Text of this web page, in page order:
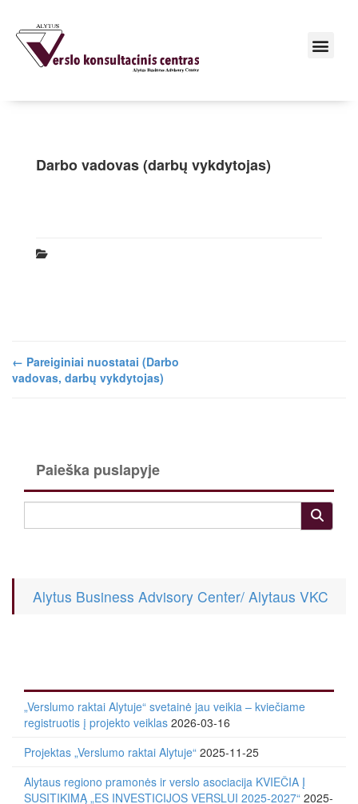
Darbo vadovas (darbų vykdytojas)
← Pareiginiai nuostatai (Darbo
vadovas, darbų vykdytojas)
Paieška puslapyje
Alytus Business Advisory Center/ Alytaus VKC
„Verslumo raktai Alytuje“ svetainė jau veikia – kviečiame
registruotis į projekto veiklas 2026-03-16
Projektas „Verslumo raktai Alytuje“ 2025-11-25
Alytaus regiono pramonės ir verslo asociacija KVIEČIA Į
SUSITIKIMĄ „ES INVESTICIJOS VERSLUI 2025-2027“ 2025-